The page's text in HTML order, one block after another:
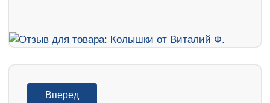
Вперед